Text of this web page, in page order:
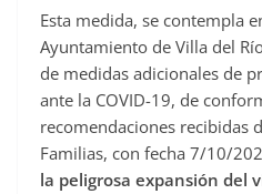
o
k
Esta medida, se contempla
Ayuntamiento de Villa del
de medidas adicionales de
ante la COVID-19, de
recomendaciones recibidas
Familias, con fecha 7/10/
la peligrosa expansión del